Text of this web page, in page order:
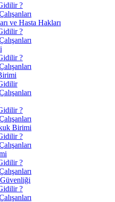
?
ve Hasta Hakları
?
?
?
Birimi
?
?
Güvenliği
?